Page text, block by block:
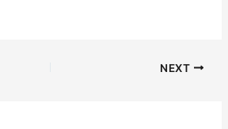
NEXT